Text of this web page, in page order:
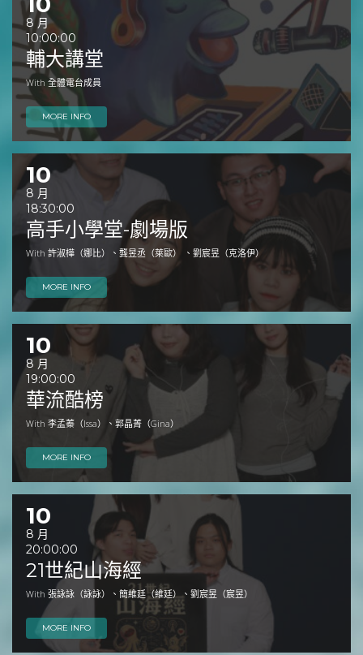
8 月
10:00:00
輔大講堂
With 全體電台成員
MORE INFO
10
8 月
18:30:00
高手小學堂-劇場版
With 許淑樺（娜比）、龔昱丞（萊歐） 、劉宸昱（克洛伊）
MORE INFO
10
8 月
19:00:00
華流酷榜
With 李孟蓁（Issa）、郭晶菁（Gina）
MORE INFO
10
8 月
20:00:00
21世紀山海經
With 張詠詠（詠詠）、簡維廷（維廷）、劉宸昱（宸昱）
MORE INFO